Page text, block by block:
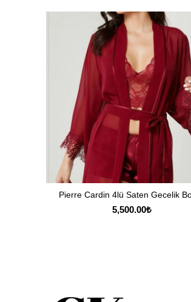
SEÇENEKLER
Pierre Cardin 4lü Saten Gecelik
5,500.00₺